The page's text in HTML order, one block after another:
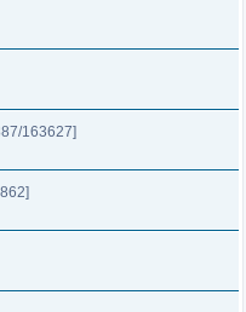
163627]